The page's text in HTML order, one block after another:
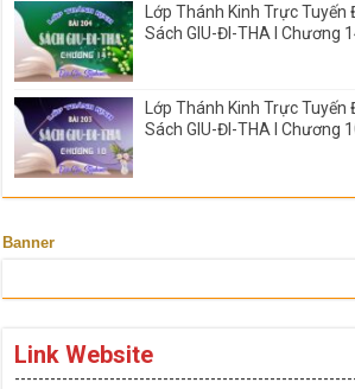
Lớp Thánh Kinh Trực Tuyến
Sách GIU-ĐI-THA I Chương
Lớp Thánh Kinh Trực Tuyến
Sách GIU-ĐI-THA I Chương
Banner
Link Website